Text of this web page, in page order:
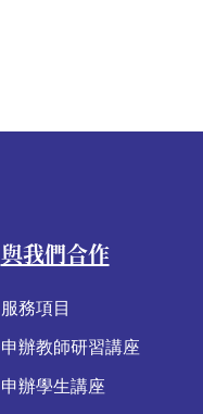
與我們合作
服務項目
申辦教師研習講座
申辦學生講座